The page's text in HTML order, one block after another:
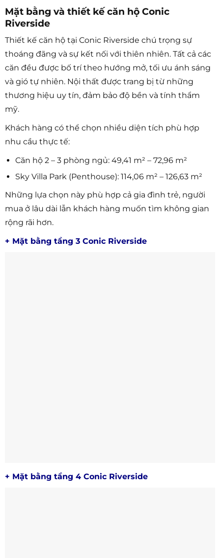
Mặt bằng và thiết kế căn hộ Conic
Riverside
Thiết kế căn hộ tại Conic Riverside chú trọng sự
thoáng đãng và sự kết nối với thiên nhiên. Tất cả các
căn đều được bố trí theo hướng mở, tối ưu ánh sáng
và gió tự nhiên. Nội thất được trang bị từ những
thương hiệu uy tín, đảm bảo độ bền và tính thẩm
mỹ.
Khách hàng có thể chọn nhiều diện tích phù hợp
nhu cầu thực tế:
Căn hộ 2 – 3 phòng ngủ: 49,41 m² – 72,96 m²
Sky Villa Park (Penthouse): 114,06 m² – 126,63 m²
Những lựa chọn này phù hợp cả gia đình trẻ, người
mua ở lâu dài lẫn khách hàng muốn tìm không gian
rộng rãi hơn.
+ Mặt bằng tầng 3 Conic Riverside
+ Mặt bằng tầng 4 Conic Riverside